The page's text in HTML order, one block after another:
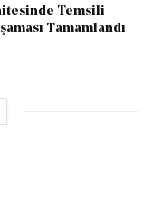
Temsili
Tamamlandı